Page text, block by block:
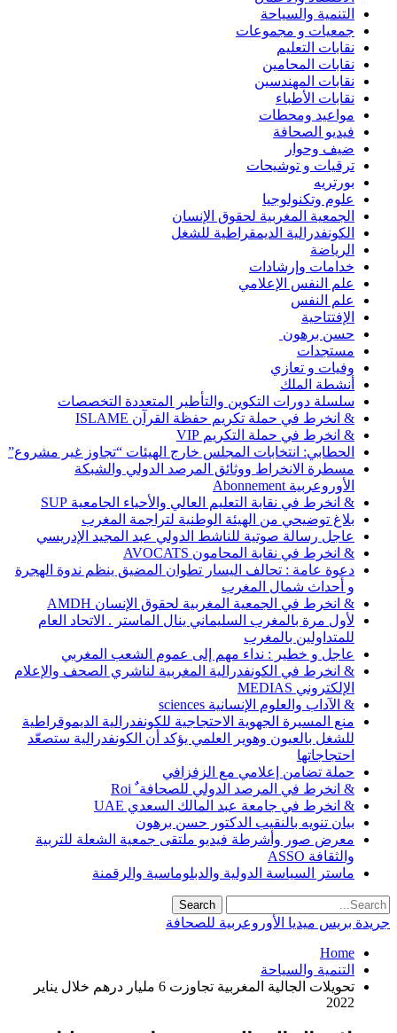
التنمية والسياحة
جمعيات و مجموعات
نقابات التعليم
نقابات المحامين
نقابات المهندسين
نقابات الأطباء
مواعيد ومحطات
فيديو الصحافة
ضيف وحوار
ترقيات و توشيحات
بورتريه
علوم وتكنولوجيا
الجمعية المغربية لحقوق الإنسان
الكونفدرالية الديمقراطية للشغل
الرياضة
خدامات وإرشادات
علم النفس الإعلامي
علم النفس
الإفتتاحية
حسن برهون
مستجدات
وفيات و تعازي
أنشطة الملك
سلسلة دورات التكوين والتأطير المتعددة التخصصات
& انخرط في حملة تكريم حفظة القرآن ISLAME
& انخرط في حملة التكريم VIP
الحطابي: انتخابات المجلس خارج الهيئات “تجاوز غير مشروع”
مسطرة الانخراط ووثائق المرصد الدولي والشبكة
الأوروعربية Abonnement
& انخرط في نقابة التعليم العالي والأحياء الجامعية SUP
بلاغ توضيحي من الهيئة الوطنية لتراجمة المغرب
عاجل رسالة صوتية للناشط الدولي عبد المجيد الإدريسي
& انخرط في نقابة المحامون AVOCATS
دعوة عامة : تحالف اليسار تطوان المضيق ينظم ندوة الهجرة
و أحداث شمال المغرب
& انخرط في الجمعية المغربية لحقوق الإنسان AMDH
لأول مرة بالمغرب السليماني ينال الماستر . الاتحاد العام
للمتداولين بالمغرب
عاجل و خطير : نداء مهم إلى عموم الشعب المغربي
& انخرط في الكونفدرالية المغربية لناشري الصحف والإعلام
الإلكتروني MEDIAS
& الآداب والعلوم الإنسانية sciences
منع المسيرة الجهوية الاحتجاجية للكونفدرالية الديموقراطية
للشغل بالعيون وهوير العلمي يؤكد أن الكونفدرالية ستصعّد
احتجاجاتها
حملة تضامن إعلامي مع الزفزافي
& انخرط في المرصد الدولي للصحافة ٌ Roi
& انخرط في جامعة عبد المالك السعدي UAE
بيان تنويه بالنقيب الدكتور حسن برهون
معرض صور وأشرطة فيديو ملتقى جمعية الشعلة للتربية
والثقافة ASSO
ماستر السياسة الدولية والدبلوماسية والرقمنة
جريدة بريس ميديا الأوروعربية للصحافة
Home
التنمية والسياحة
تحويلات الجالية المغربية تجاوزت 6 مليار درهم خلال يناير
2022